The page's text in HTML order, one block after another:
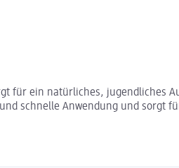
für ein natürliches, jugendliches
schnelle Anwendung und sorgt